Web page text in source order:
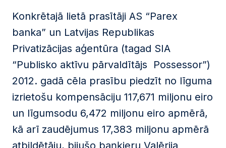
Konkrētajā lietā prasītāji AS “Parex
banka” un Latvijas Republikas
Privatizācijas aģentūra (tagad SIA
“Publisko aktīvu pārvaldītājs Possessor”)
2012. gadā cēla prasību piedzīt no līguma
izrietošu kompensāciju 117,671 miljonu eiro
un līgumsodu 6,472 miljonu eiro apmērā,
kā arī zaudējumus 17,383 miljonu apmērā
atbildētāju, bijušo baņķieru Valērija